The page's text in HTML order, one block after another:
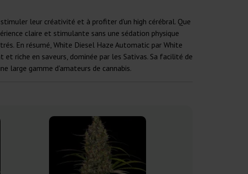
leur créativité et à profiter d'un high cérébral. Que
claire et stimulante sans une sédation physique
En résumé, White Diesel Haze Automatic par White
et riche en saveurs, dominée par les Sativas. Sa facilité de
large gamme d'amateurs de cannabis.